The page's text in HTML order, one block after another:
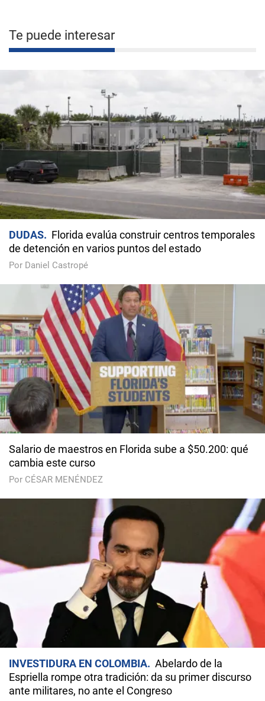
Te puede interesar
DUDAS
Florida evalúa construir centros temporales
de detención en varios puntos del estado
Por Daniel Castropé
Salario de maestros en Florida sube a $50.200: qué
cambia este curso
Por CÉSAR MENÉNDEZ
INVESTIDURA EN COLOMBIA
Abelardo de la
Espriella rompe otra tradición: da su primer discurso
ante militares, no ante el Congreso